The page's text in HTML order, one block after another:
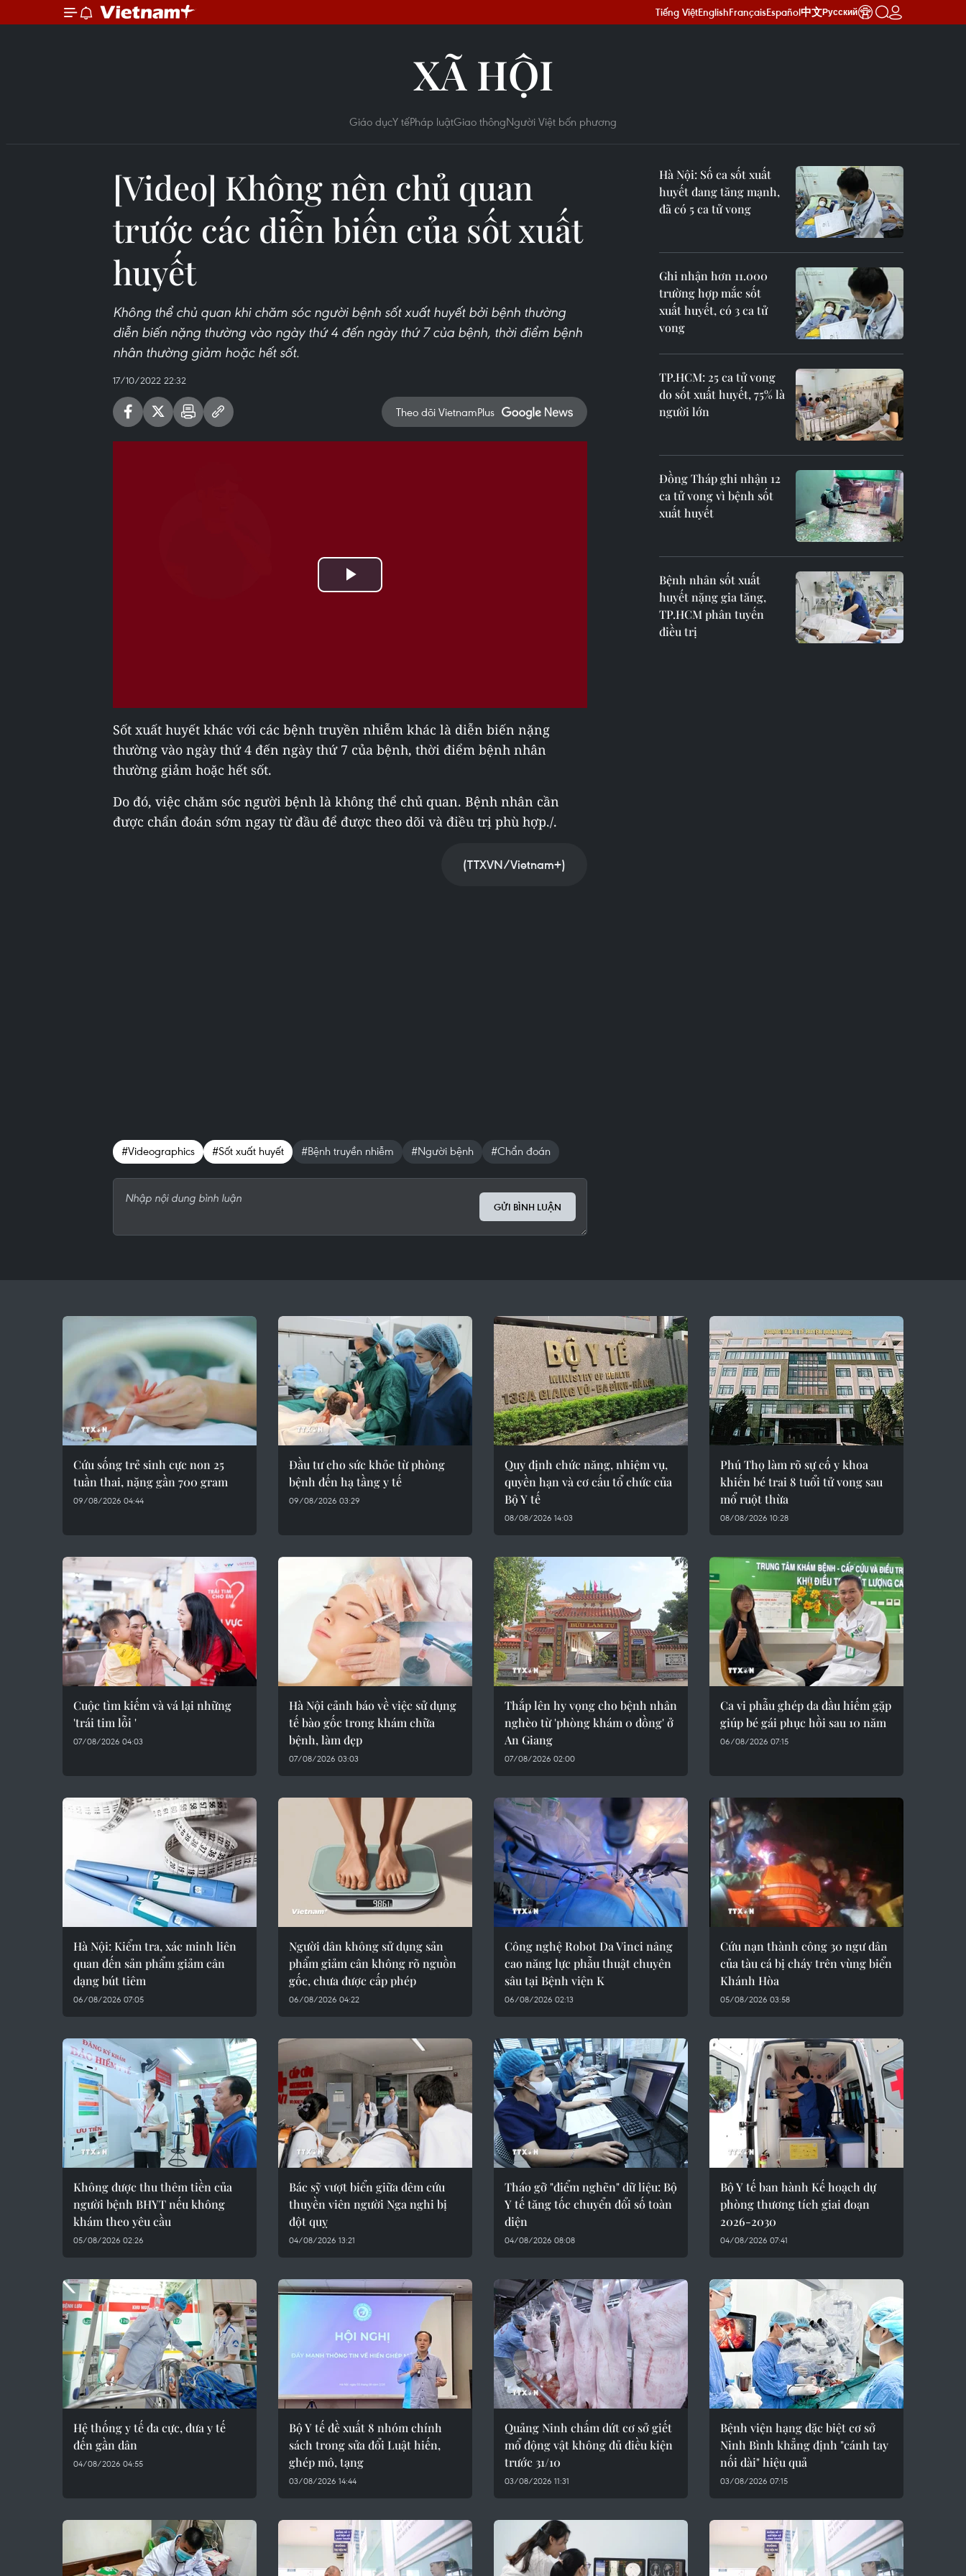
Tiếng ViệtEnglishFrançaisEspañol中文Русский
XÃ HỘI
Giáo dụcY tếPháp luậtGiao thôngNgười Việt bốn phương
[Video] Không nên chủ quan
trước các diễn biến của sốt xuất
huyết
Không thể chủ quan khi chăm sóc người bệnh sốt xuất huyết bởi bệnh thường
diễn biến nặng thường vào ngày thứ 4 đến ngày thứ 7 của bệnh, thời điểm bệnh
nhân thường giảm hoặc hết sốt.
17/10/2022 22:32
Theo dõi VietnamPlus
Play
Sốt xuất huyết khác với các bệnh truyền nhiễm khác là diễn biến nặng
thường vào ngày thứ 4 đến ngày thứ 7 của bệnh, thời điểm bệnh nhân
thường giảm hoặc hết sốt.
Do đó, việc chăm sóc người bệnh là không thể chủ quan. Bệnh nhân cần
được chẩn đoán sớm ngay từ đầu để được theo dõi và điều trị phù hợp./.
(TTXVN/Vietnam+)
#Videographics #Sốt xuất huyết #Bệnh truyền nhiễm #Người bệnh #Chẩn đoán
GỬI BÌNH LUẬN
Hà Nội: Số ca sốt xuất
huyết đang tăng mạnh,
đã có 5 ca tử vong
Ghi nhận hơn 11.000
trường hợp mắc sốt
xuất huyết, có 3 ca tử
vong
​TP.HCM: 25 ca tử vong
do sốt xuất huyết, 75% là
người lớn
Đồng Tháp ghi nhận 12
ca tử vong vì bệnh sốt
xuất huyết
Bệnh nhân sốt xuất
huyết nặng gia tăng,
TP.HCM phân tuyến
điều trị
Cứu sống trẻ sinh cực non 25
tuần thai, nặng gần 700 gram
09/08/2026 04:44
Đầu tư cho sức khỏe từ phòng
bệnh đến hạ tầng y tế
09/08/2026 03:29
Quy định chức năng, nhiệm vụ,
quyền hạn và cơ cấu tổ chức của
Bộ Y tế
08/08/2026 14:03
Phú Thọ làm rõ sự cố y khoa
khiến bé trai 8 tuổi tử vong sau
mổ ruột thừa
08/08/2026 10:28
Cuộc tìm kiếm và vá lại những
'trái tim lỗi '
07/08/2026 04:03
Hà Nội cảnh báo về việc sử dụng
tế bào gốc trong khám chữa
bệnh, làm đẹp
07/08/2026 03:03
Thắp lên hy vọng cho bệnh nhân
nghèo từ 'phòng khám 0 đồng' ở
An Giang
07/08/2026 02:00
Ca vi phẫu ghép da đầu hiếm gặp
giúp bé gái phục hồi sau 10 năm
06/08/2026 07:15
Hà Nội: Kiểm tra, xác minh liên
quan đến sản phẩm giảm cân
dạng bút tiêm
06/08/2026 07:05
Người dân không sử dụng sản
phẩm giảm cân không rõ nguồn
gốc, chưa được cấp phép
06/08/2026 04:22
Công nghệ Robot Da Vinci nâng
cao năng lực phẫu thuật chuyên
sâu tại Bệnh viện K
06/08/2026 02:13
Cứu nạn thành công 30 ngư dân
của tàu cá bị cháy trên vùng biển
Khánh Hòa
05/08/2026 03:58
Không được thu thêm tiền của
người bệnh BHYT nếu không
khám theo yêu cầu
05/08/2026 02:26
Bác sỹ vượt biển giữa đêm cứu
thuyền viên người Nga nghi bị
đột quỵ
04/08/2026 13:21
Tháo gỡ "điểm nghẽn" dữ liệu: Bộ
Y tế tăng tốc chuyển đổi số toàn
diện
04/08/2026 08:08
Bộ Y tế ban hành Kế hoạch dự
phòng thương tích giai đoạn
2026-2030
04/08/2026 07:41
Hệ thống y tế đa cực, đưa y tế
đến gần dân
04/08/2026 04:55
Bộ Y tế đề xuất 8 nhóm chính
sách trong sửa đổi Luật hiến,
ghép mô, tạng
03/08/2026 14:44
Quảng Ninh chấm dứt cơ sở giết
mổ động vật không đủ điều kiện
trước 31/10
03/08/2026 11:31
Bệnh viện hạng đặc biệt cơ sở
Ninh Bình khẳng định "cánh tay
nối dài" hiệu quả
03/08/2026 07:15